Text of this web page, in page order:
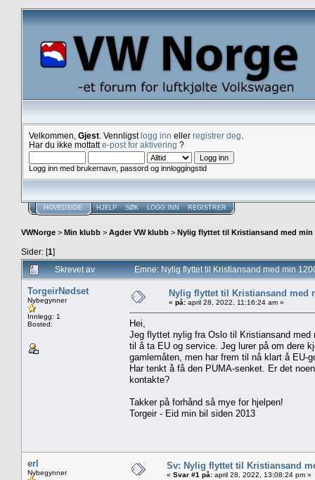
Velkommen, Gjest . Vennligstlogg inn eller registrer deg
Har du ikke mottatte-post for aktivering ?
Logg inn med brukernavn, passord og innloggingstid
HOVEDSIDE HJELP SØK LOGG INN REGISTRER
VWNorge > Min klubb > Agder VW klubb > Nylig flyttet til Kristiansand med min
Sider: [1]
Skrevet av
Emne: Nylig flyttet til Kristiansand med min
TorgeirNødset
Nybegynner
Innlegg: 1
Bosted:
Nylig flyttet til Kristiansand med
« på: april 28, 2022, 11:16:24 am »
Hei,
Jeg flyttet nylig fra Oslo til Kristiansand med
til å ta EU og service. Jeg lurer på om dere
gamlemåten, men har frem til nå klart å EU-
Har tenkt å få den PUMA-senket. Er det
kontakte?
Takker på forhånd så mye for hjelpen!
Torgeir - Eid min bil siden 2013
erl
Nybegynner
Sv: Nylig flyttet til Kristiansand
« Svar #1 på: april 28, 2022, 13:08:24 pm »